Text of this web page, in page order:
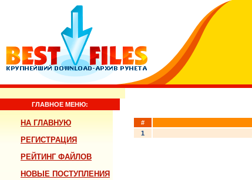
ГЛАВНОЕ МЕНЮ:
НА ГЛАВНУЮ
РЕГИСТРАЦИЯ
РЕЙТИНГ ФАЙЛОВ
НОВЫЕ ПОСТУПЛЕНИЯ
#
1